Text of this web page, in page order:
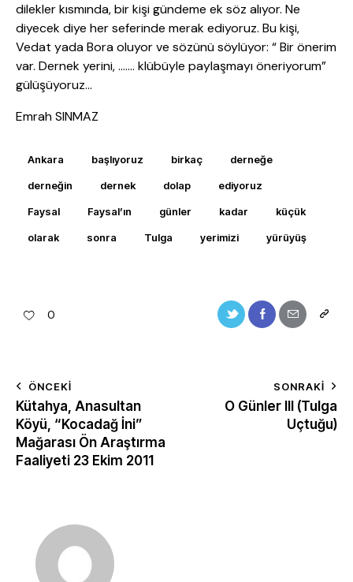
dilekler kısmında, bir kişi gündeme ek söz alıyor. Ne
diyecek diye her seferinde merak ediyoruz. Bu kişi,
Vedat yada Bora oluyor ve sözünü söylüyor: “ Bir önerim
var. Dernek yerini, ……. klübüyle paylaşmayı öneriyorum”
gülüşüyoruz…
Emrah SINMAZ
Ankara başlıyoruz birkaç derneğe
derneğin dernek dolap ediyoruz
Faysal Faysal’ın günler kadar küçük
olarak sonra Tulga yerimizi yürüyüş
0
ÖNCEKI
Kütahya, Anasultan
Köyü, “Kocadağ İni”
Mağarası Ön Araştırma
Faaliyeti 23 Ekim 2011
SONRAKI
O Günler III (Tulga
Uçtuğu)